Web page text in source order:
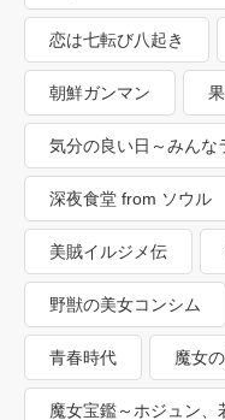
恋は七転び八起き
朝鮮ガンマン
気分の良い日～みんな
深夜食堂 from ソウル
美賊イルジメ伝
野獣の美女コンシム
青春時代 魔女
魔女宝鑑～ホジュン、